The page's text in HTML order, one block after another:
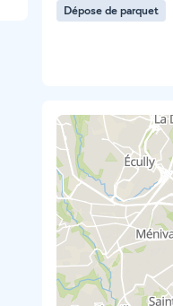
Dépose de parquet